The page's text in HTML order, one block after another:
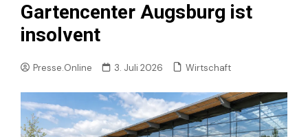
Gartencenter Augsburg ist
insolvent
Presse.Online 3. Juli 2026 Wirtschaft